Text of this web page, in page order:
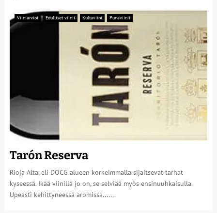
Viiniarviot Edulliset viinit Kultaviini Punaviinit
Tarón Reserva
Rioja Alta, eli DOCG alueen korkeimmalla sijaitsevat tarhat
kyseessä. Ikää viinillä jo on, se selviää myös ensinuuhkaisulla.
Upeasti kehittyneessä aromissa......